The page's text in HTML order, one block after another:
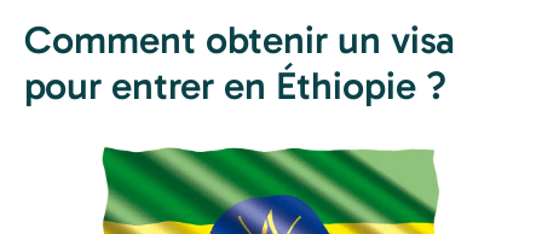
Comment obtenir un visa
pour entrer en Éthiopie ?